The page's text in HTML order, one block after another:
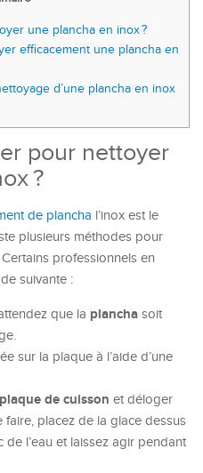
une plancha en inox ?
efficacement une plancha en
d’une plancha en inox
pour nettoyer
?
de plancha l’inox est le
plusieurs méthodes pour
Certains professionnels en
suivante :
que la plancha soit
sur la plaque à l’aide d’une
plaque de cuisson et déloger
faire, placez de la glace dessus
l’eau et laissez agir pendant